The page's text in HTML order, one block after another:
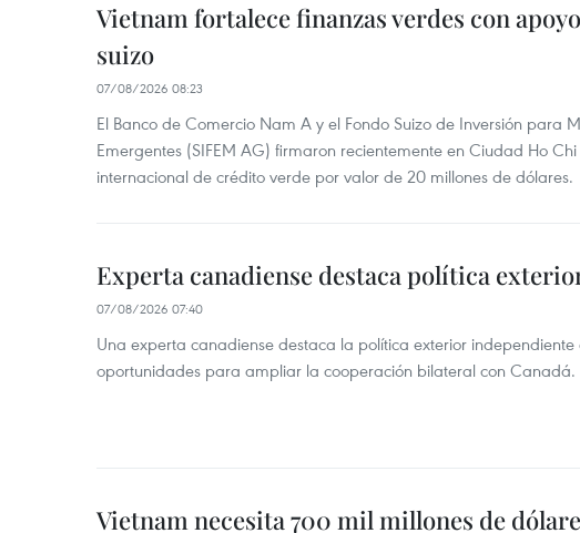
Vietnam fortalece finanzas verdes con
suizo
07/08/2026 08:23
El Banco de Comercio Nam A y el Fondo Suizo de Inversión para
Emergentes (SIFEM AG) firmaron recientemente en Ciudad Ho
internacional de crédito verde por valor de 20 millones de dólares.
Experta canadiense destaca política
07/08/2026 07:40
Una experta canadiense destaca la política exterior
oportunidades para ampliar la cooperación bilateral con Canadá.
Vietnam necesita 700 mil millones de